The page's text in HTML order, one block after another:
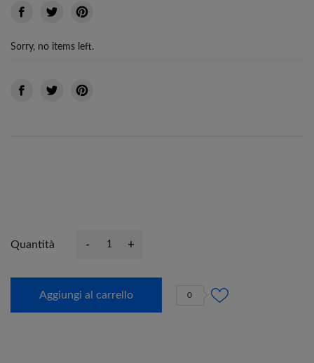
Sorry, no items left.
Quantità - +
Aggiungi al carrello 0